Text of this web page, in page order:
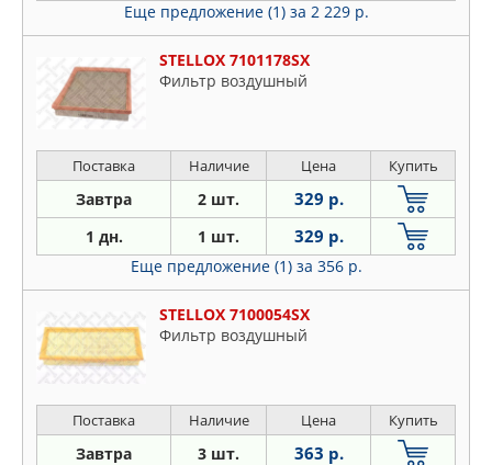
Еще предложение (1) за 2 229 р.
STELLOX 7101178SX
Фильтр воздушный
Поставка Наличие Цена Купить
Завтра 2 шт. 329 р.
1 дн. 1 шт. 329 р.
Еще предложение (1) за 356 р.
STELLOX 7100054SX
Фильтр воздушный
Поставка Наличие Цена Купить
Завтра 3 шт. 363 р.